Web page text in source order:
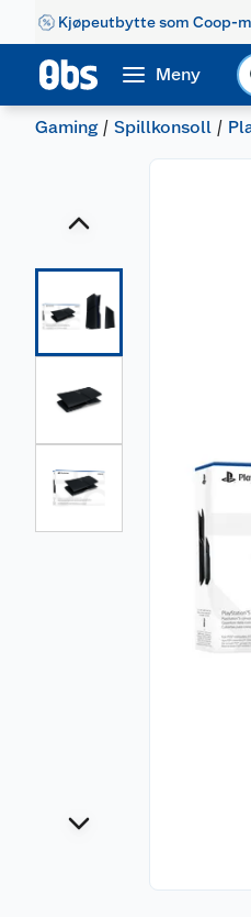
Kjøpeutbytte som Coop-
Meny
Gaming Spillkonsoll